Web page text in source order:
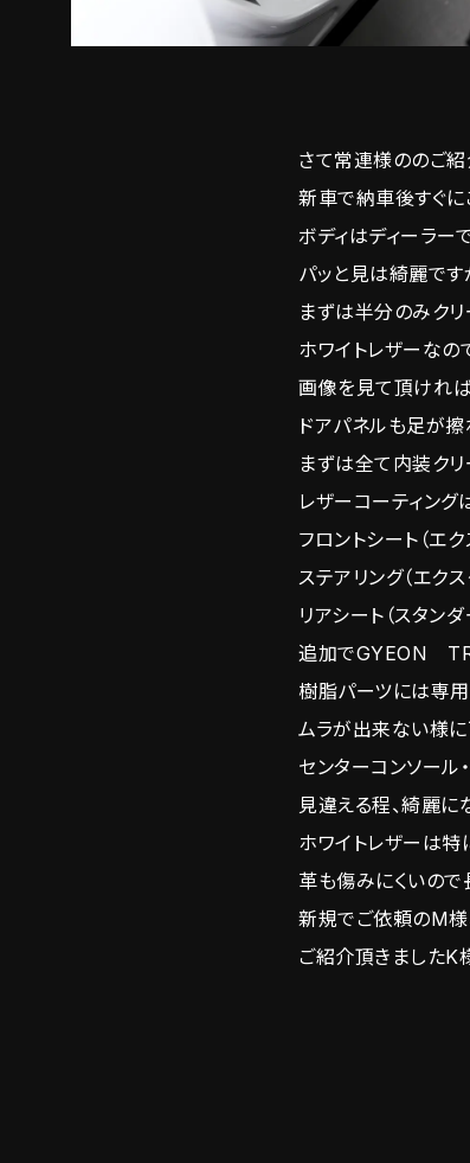
さて常連様ののご紹
新車で納車後すぐに
ボディはディーラー
パッと見は綺麗です
まずは半分のみクリ
ホワイトレザーなの
画像を見て頂けれ
ドアパネルも足が
まずは全て内装ク
レザーコーティング
フロントシート（エ
ステアリング（エク
リアシート（スタン
追加でGYEON
樹脂パーツには専用
ムラが出来ない様に
センターコンソール
見違える程、綺麗に
ホワイトレザーは特
革も傷みにくいので
新規でご依頼のM様
ご紹介頂きましたK